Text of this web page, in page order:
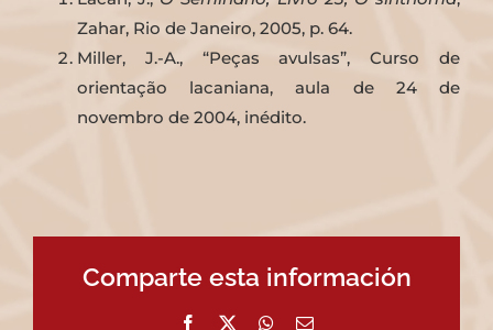
Zahar, Rio de Janeiro, 2005, p. 64.
Miller, J.-A., “Peças avulsas”, Curso de
orientação lacaniana, aula de 24 de
novembro de 2004, inédito.
Comparte esta información
Facebook WhatsApp
Email